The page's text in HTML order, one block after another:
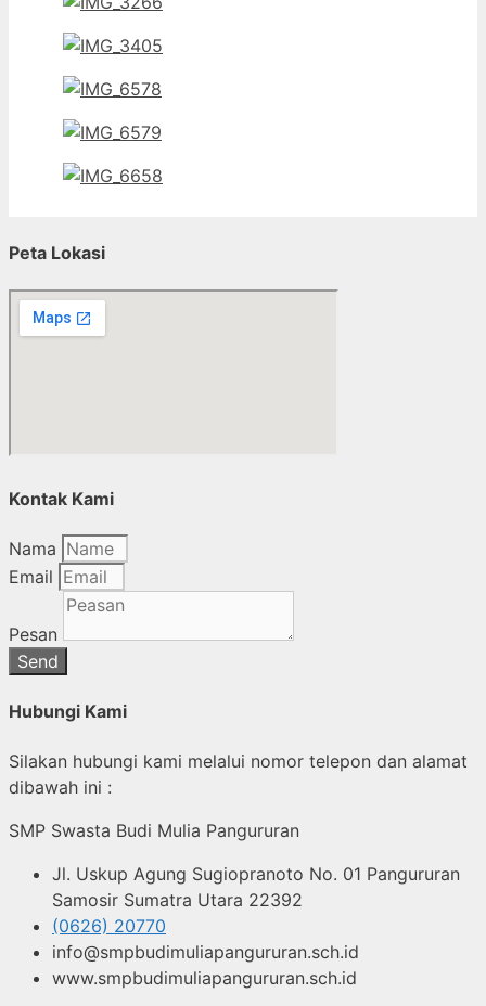
Peta Lokasi
Kontak Kami
Nama
Email
Pesan
Send
Hubungi Kami
Silakan hubungi kami melalui nomor telepon dan alamat
dibawah ini :
SMP Swasta Budi Mulia Pangururan
Jl. Uskup Agung Sugiopranoto No. 01 Pangururan
Samosir Sumatra Utara 22392
(0626) 20770
info@smpbudimuliapangururan.sch.id
www.smpbudimuliapangururan.sch.id